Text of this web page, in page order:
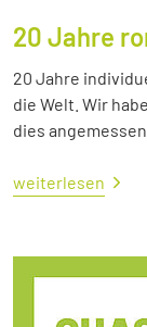
20 Jahre
20 Jahre
die Welt. Wir
dies
weiterlesen